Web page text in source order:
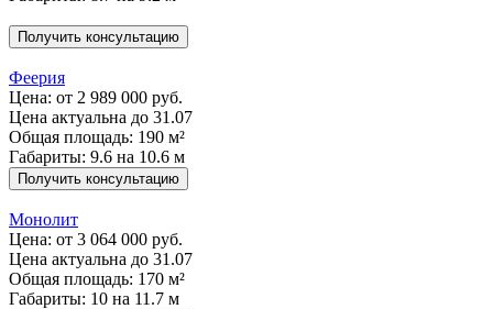
Получить консультацию
Феерия
Цена: от 2 989 000 руб.
Цена актуальна до 31.07
Общая площадь: 190 м²
Габариты: 9.6 на 10.6 м
Получить консультацию
Монолит
Цена: от 3 064 000 руб.
Цена актуальна до 31.07
Общая площадь: 170 м²
Габариты: 10 на 11.7 м